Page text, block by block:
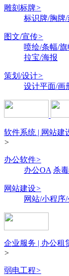
雕刻标牌>
标识牌/胸牌
图文/宣传>
喷绘/条幅/旗
拉宝/海报
策划/设计>
设计平面/画
软件系统 | 网站建
>
办公软件>
办公OA 杀
网站建设>
网站/小程序
企业服务 | 办公租
>
弱电工程>